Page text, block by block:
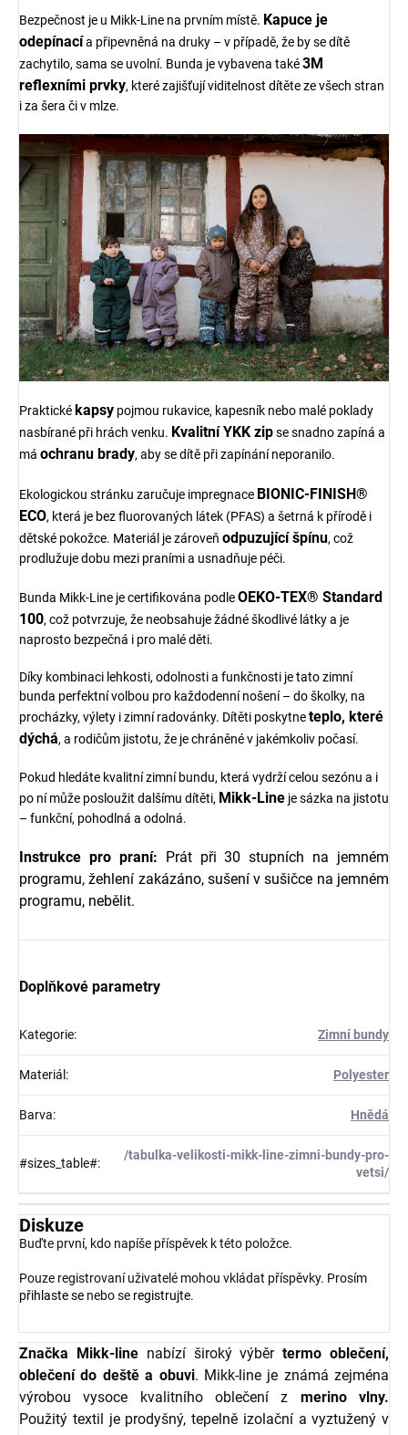
Bezpečnost je u Mikk-Line na prvním místě. Kapuce je
odepínacía připevněná na druky – v případě, že by se dítě
zachytilo, sama se uvolní. Bunda je vybavena také3M
reflexními prvky, které zajišťují viditelnost dítěte ze všech stran
i za šera či v mlze.
Praktickékapsy pojmou rukavice, kapesník nebo malé poklady
nasbírané při hrách venku. Kvalitní YKK zipse snadno zapíná a
má ochranu brady, aby se dítě při zapínání neporanilo.
Ekologickou stránku zaručuje impregnace BIONIC-FINISH®
ECO, která je bez fluorovaných látek (PFAS) a šetrná k přírodě i
dětské pokožce. Materiál je zároveň odpuzující špínu, což
prodlužuje dobu mezi praními a usnadňuje péči.
Bunda Mikk-Line je certifikována podleOEKO-TEX® Standard
100, což potvrzuje, že neobsahuje žádné škodlivé látky a je
naprosto bezpečná i pro malé děti.
Díky kombinaci lehkosti, odolnosti a funkčnosti je tato zimní
bunda perfektní volbou pro každodenní nošení – do školky, na
procházky, výlety i zimní radovánky. Dítěti poskytneteplo, které
dýchá, a rodičům jistotu, že je chráněné v jakémkoliv počasí.
Pokud hledáte kvalitní zimní bundu, která vydrží celou sezónu a i
po ní může posloužit dalšímu dítěti, Mikk-Line je sázka na jistotu
– funkční, pohodlná a odolná.
Instrukce pro praní: Prát při 30 stupních na jemném
programu, žehlení zakázáno, sušení v sušičce na jemném
programu, nebělit.
Doplňkové parametry
Kategorie: Zimní bundy
Materiál : Polyester
Barva: Hnědá
#sizes_table#:
/tabulka-velikosti-mikk-line-zimni-bundy-pro-
vetsi/
Diskuze
Buďte první, kdo napíše příspěvek k této položce.
Pouze registrovaní uživatelé mohou vkládat příspěvky. Prosím
přihlaste se nebo se registrujte.
Značka Mikk-linenabízí široký výběrtermo oblečení,
oblečení do deště a obuvi. Mikk-line je známá zejména
výrobou vysoce kvalitního oblečení z merino vlny.
Použitý textil je prodyšný, tepelně izolační a vyztužený v